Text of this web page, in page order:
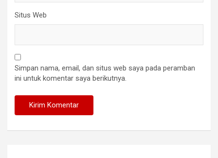
Situs Web
Simpan nama, email, dan situs web saya pada peramban
ini untuk komentar saya berikutnya.